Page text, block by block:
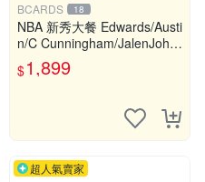
BCARDS 18
NBA 新秀大餐 Edwards/Austi
n/C Cunningham/JalenJohn
son 送Rc
$1,899
超人氣賣家